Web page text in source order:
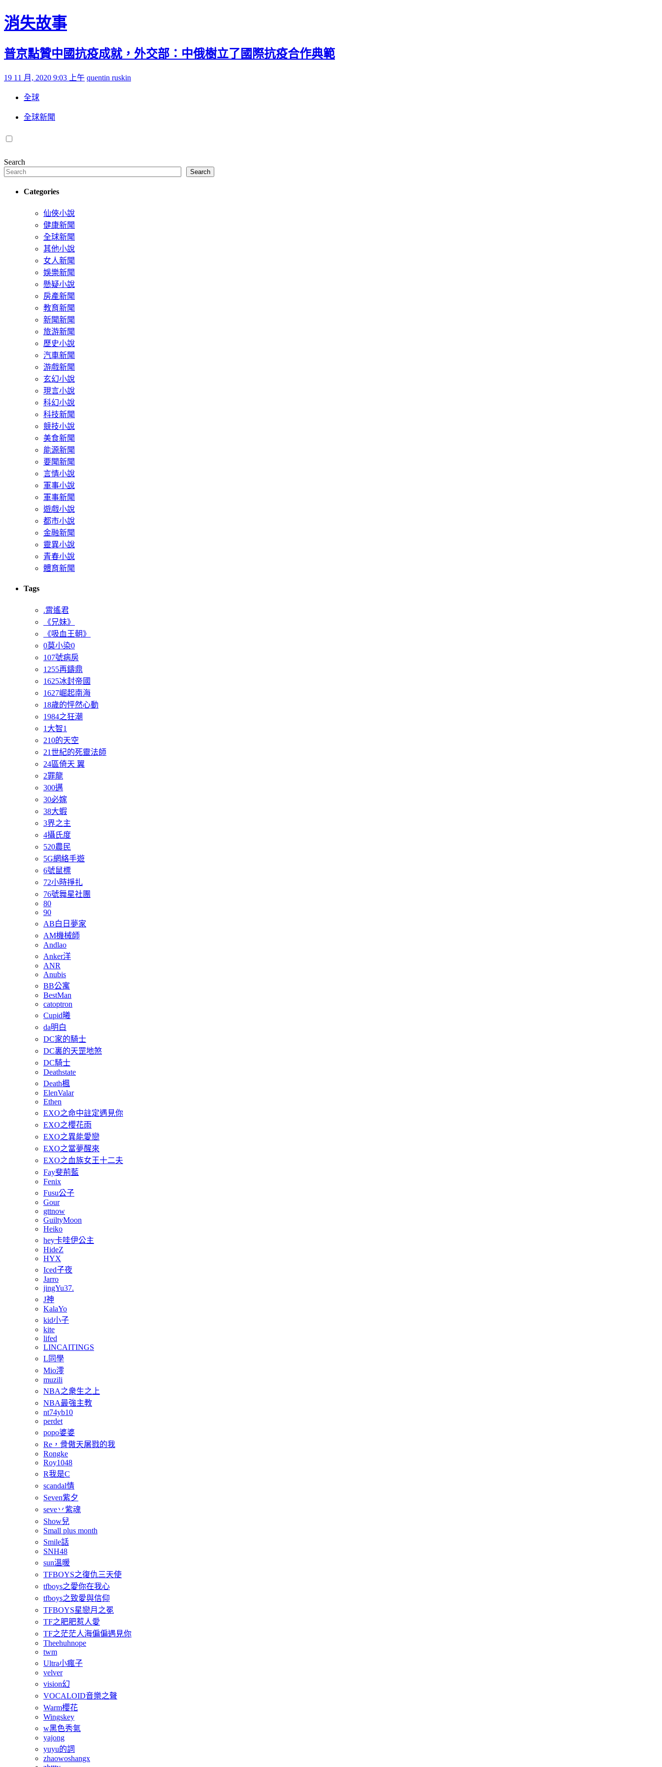
Skip to content
消失故事
普京點贊中國抗疫成就，外交部：中俄樹立了國際抗疫合作典範
Posted on
19 11 月, 2020 9:03 上午 by
quentin ruskin
全球
全球新聞
Search
Search
Categories
仙俠小說
健康新聞
全球新聞
其他小說
女人新聞
娛樂新聞
懸疑小說
房產新聞
教育新聞
新聞新聞
旅游新聞
歷史小說
汽車新聞
游戲新聞
玄幻小說
現言小說
科幻小說
科技新聞
競技小說
美食新聞
能源新聞
要聞新聞
言情小說
軍事小說
軍事新聞
遊戲小說
都市小說
金融新聞
靈異小說
青春小說
體育新聞
Tags
.霄遙君
《兄妹》
《吸血王朝》
0莫小染0
107號病房
1255再鑄鼎
1625冰封帝國
1627崛起南海
18歲的怦然心動
1984之狂潮
1大智1
210的天空
21世紀的死靈法師
24區倚天 翼
2罪龍
300邁
30必嫁
38大蝦
3界之主
4攝氏度
520農民
5G網絡手遊
6號鼠標
72小時掙扎
76號舞星社團
80
90
AB白日夢家
AM機械師
Andlao
Anker洋
ANR
Anubis
BB公寓
BestMan
catoptron
Cupid曦
da明白
DC家的騎士
DC裏的天罡地煞
DC騎士
Deathstate
Death楓
ElenValar
Ethen
EXO之命中註定遇見你
EXO之櫻花雨
EXO之異能愛戀
EXO之當夢醒來
EXO之血族女王十二夫
Fay斐荊藍
Fenix
Fusu公子
Gour
gttnow
GuiltyMoon
Heiko
hey卡哇伊公主
HideZ
HYX
Iced子夜
Jarro
jingYu37.
J神
KalaYo
kid小子
kite
lifed
LINCAITINGS
L同學
Mio澪
muzili
NBA之衆生之上
NBA最強主教
nt74yb10
perdet
popo婆婆
Re，骨傲天屠戮的我
Rongke
Roy1048
R我是C
scandal情
Seven紫夕
seve丷紫魂
Show兒
Small plus month
Smile話
SNH48
sun溫暖
TFBOYS之復仇三天使
tfboys之愛你在我心
tfboys之致愛與信仰
TFBOYS星戀月之冕
TF之肥肥惹人愛
TF之茫茫人海偏偏遇見你
Theehuhnope
twm
Ultra小瘋子
velver
vision幻
VOCALOID音樂之聲
Warm櫻花
Wingskey
w黑色秀氣
yajong
yuyu的詞
zhaowoshangx